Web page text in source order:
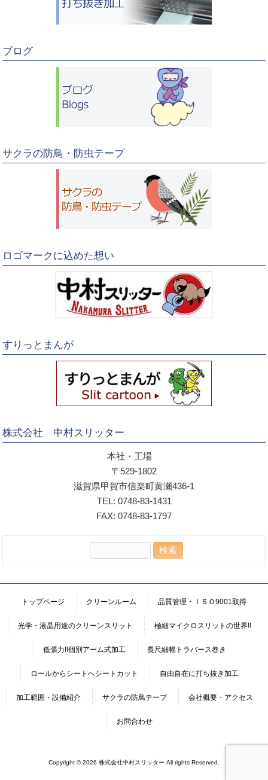
ブログ
サクラの防鳥・防虫テープ
ロゴマークに込めた想い
すりっとまんが
株式会社 中村スリッター
本社・工場
〒529-1802
滋賀県甲賀市信楽町黄瀬436-1
TEL: 0748-83-1431
FAX: 0748-83-1797
トップページ クリーンルーム 品質管理・ＩＳＯ9001取得
光学・液晶用途のクリーンスリット 極細マイクロスリットの世界!!
低張力!!個別アーム式加工 長尺細幅トラバース巻き
ロールからシートへシートカット 自由自在に打ち抜き加工
加工範囲・設備紹介 サクラの防鳥テープ 会社概要・アクセス
お問合わせ
Copyright © 2026 株式会社中村スリッター All rights Reserved.